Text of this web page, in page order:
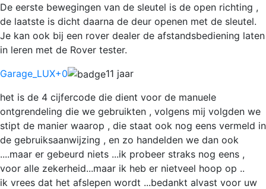
De eerste bewegingen van de sleutel is de open richting ,
de laatste is dicht daarna de deur openen met de sleutel.
Je kan ook bij een rover dealer de afstandsbediening laten
in leren met de Rover tester.
Garage_LUX+0
11 jaar
het is de 4 cijfercode die dient voor de manuele
ontgrendeling die we gebruikten , volgens mij volgden we
stipt de manier waarop , die staat ook nog eens vermeld in
de gebruiksaanwijzing , en zo handelden we dan ook
....maar er gebeurd niets ...ik probeer straks nog eens ,
voor alle zekerheid...maar ik heb er nietveel hoop op ..
ik vrees dat het afslepen wordt ...bedankt alvast voor uw